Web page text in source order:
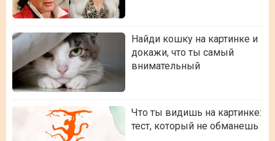
Найди кошку на картинке и
докажи, что ты самый
внимательный
Что ты видишь на картинке:
тест, который не обманешь